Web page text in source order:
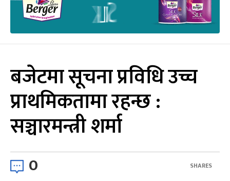
बजेटमा सूचना प्रविधि उच्च
प्राथमिकतामा रहन्छ :
सञ्चारमन्त्री शर्मा
0 SHARES